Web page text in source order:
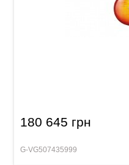
180 645 грн
G-VG507435999